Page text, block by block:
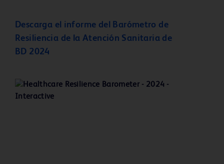
Descarga el informe del Barómetro de
Resiliencia de la Atención Sanitaria de
BD 2024